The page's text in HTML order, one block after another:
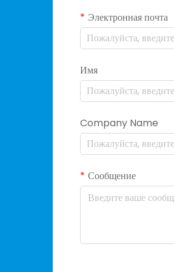
Электронная почта
Имя
Company Name
Сообщение